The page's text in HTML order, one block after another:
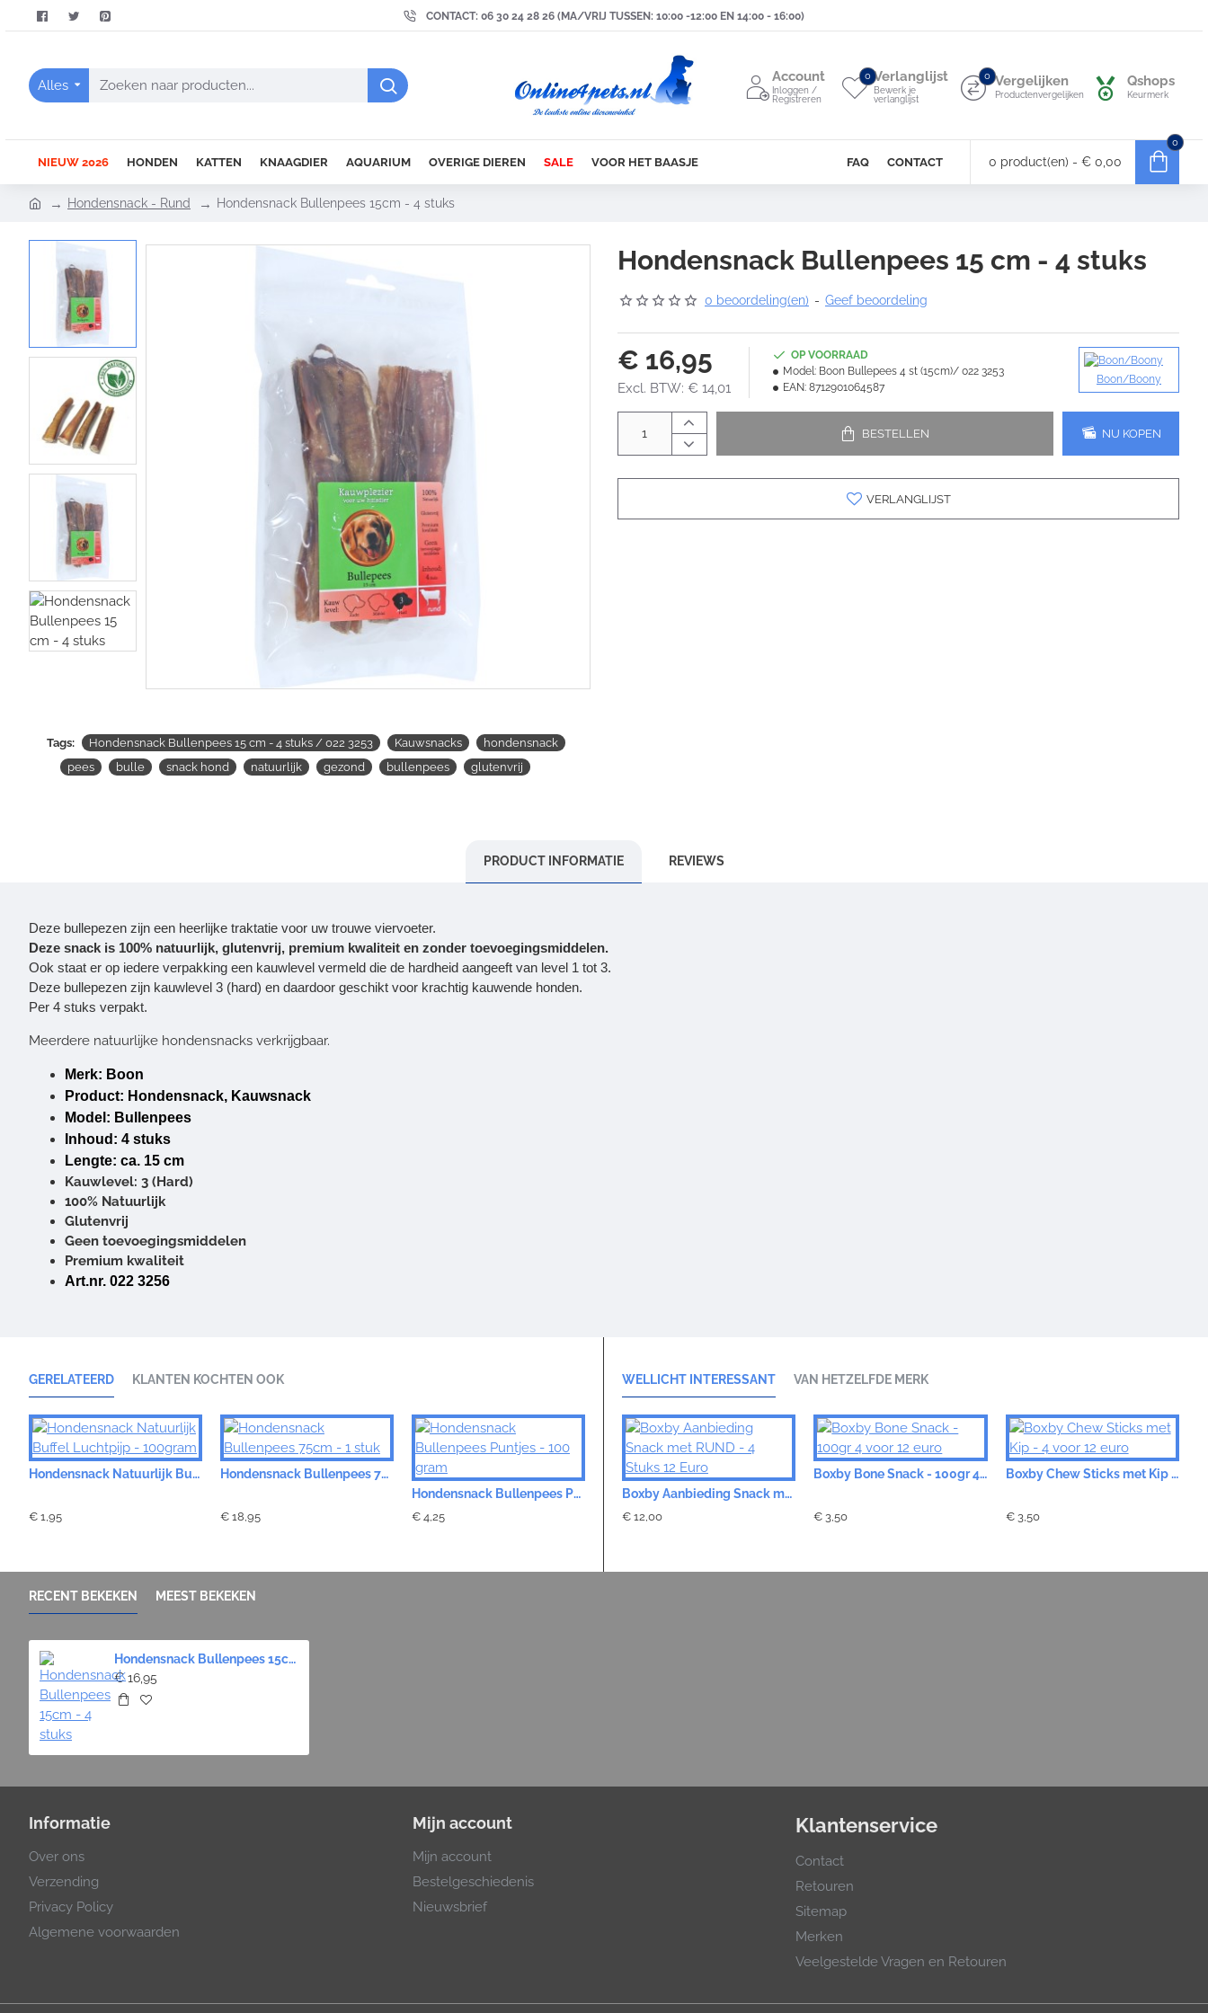
CONTACT: 06 30 24 28 26 (MA/VRIJ TUSSEN: 10:00 -12:00 EN 14:00 - 16:00)
Alles
Zoeken
Account
Inloggen /
Registreren
Verlanglijst
Bewerk je
verlanglijst
0 Vergelijken
Productenvergelijken
0 Qshops
Keurmerk
NIEUW 2026 HONDEN KATTEN KNAAGDIER AQUARIUM OVERIGE DIEREN SALE VOOR HET BAASJE FAQ CONTACT 0 product(en) - € 0,00
0
m
Hondensnack - Rund Hondensnack Bullenpees 15cm - 4 stuks
Tags: Hondensnack Bullenpees 15 cm - 4 stuks / 022 3253 Kauwsnacks
hondensnack
pees
bulle snack hond natuurlijk gezond bullenpees glutenvrij
Hondensnack Bullenpees 15 cm - 4 stuks
0 beoordeling(en) - Geef beoordeling
€ 16,95
Excl. BTW: € 14,01
OP VOORRAAD
Model: Boon Bullepees 4 st (15cm)/ 022 3253
EAN: 8712901064587
Boon/Boony
BESTELLEN NU KOPEN
VERLANGLIJST
PRODUCT INFORMATIE REVIEWS
Deze bullepezen zijn een heerlijke traktatie voor uw trouwe viervoeter.
Deze snack is 100% natuurlijk, glutenvrij, premium kwaliteit en zonder toevoegingsmiddelen.
Ook staat er op iedere verpakking een kauwlevel vermeld die de hardheid aangeeft van level 1 tot 3.
Deze bullepezen zijn kauwlevel 3 (hard) en daardoor geschikt voor krachtig kauwende honden.
Per 4 stuks verpakt.
Meerdere natuurlijke hondensnacks verkrijgbaar.
Merk: Boon
Product: Hondensnack, Kauwsnack
Model: Bullenpees
Inhoud: 4 stuks
Lengte: ca. 15 cm
Kauwlevel: 3 (Hard)
100% Natuurlijk
Glutenvrij
Geen toevoegingsmiddelen
Premium kwaliteit
Art.nr. 022 3256
GERELATEERD KLANTEN KOCHTEN OOK
Hondensnack Natuurlijk Buffel Luchtpijp - 100gram
€ 1,95
Hondensnack Bullenpees 75cm - 1 stuk
€ 18,95
Hondensnack Bullenpees Puntjes - 100 gram
€ 4,25
Hondenspeelgoed Flosstouw Camouflage - 5 maten
€ 2,50
WELLICHT INTERESSANT VAN HETZELFDE MERK
Boxby Aanbieding Snack met RUND - 4 Stuks 12 Euro
€ 12,00
Boxby Bone Snack - 100gr 4 voor 12 euro
€ 3,50
Boxby Chew Sticks met Kip - 4 voor 12 euro
€ 3,50
RECENT BEKEKEN MEEST BEKEKEN
Hondensnack Bullenpees 15cm - 4 stuks
€ 16,95
Informatie
Over ons
Verzending
Privacy Policy
Algemene voorwaarden
Mijn account
Mijn account
Bestelgeschiedenis
Nieuwsbrief
Klantenservice
Contact
Retouren
Sitemap
Merken
Veelgestelde Vragen en Retouren